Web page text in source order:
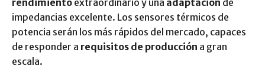
rendimiento extraordinario y una adaptación de
impedancias excelente. Los sensores térmicos de
potencia serán los más rápidos del mercado, capaces
de responder a requisitos de producción a gran
escala.